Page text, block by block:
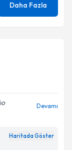
Daha Fazla
Devamı
Haritada Göster